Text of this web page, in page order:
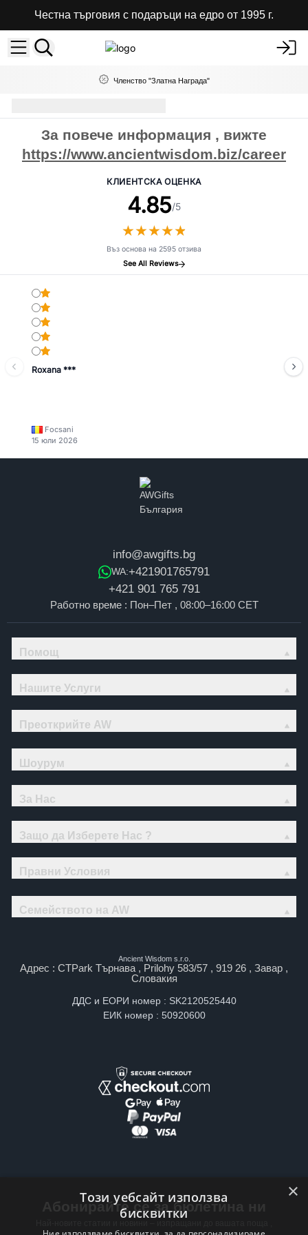
Честна търговия с подаръци на едро от 1995 г.
Членство "Златна Награда"
За повече информация , вижте
https://www.ancientwisdom.biz/career
КЛИЕНТСКА ОЦЕНКА
4.85/5
★★★★★
★★★★★
Въз основа на 2595 отзива
See All Reviews
Roxana ***
Focsani
15 юли 2026
info@awgifts.bg
WA:+421901765791
+421 901 765 791
Работно време : Пон–Пет , 08:00–16:00 CET
Помощ
Нашите Услуги
Преоткрийте AW
Шоурум
За Нас
Защо да Изберете Нас ?
Правни Условия
Семейството на AW
Ancient Wisdom s.r.o.
Адрес : CTPark Търнава , Prilohy 583/57 , 919 26 , Завар ,
Словакия
ДДС и ЕОРИ номер : SK2120525440
ЕИК номер : 50920600
Абонирайте се за бюлетина ни
×
Този уебсайт използва
бисквитки